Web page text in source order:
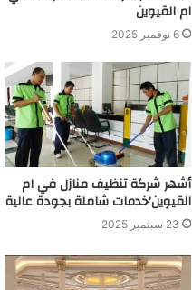
ام القيوين
6 نوفمبر 2025
أشهر شركة تنظيف منازل في ام
القيوين’خدمات شاملة بجودة عالية
23 سبتمبر 2025